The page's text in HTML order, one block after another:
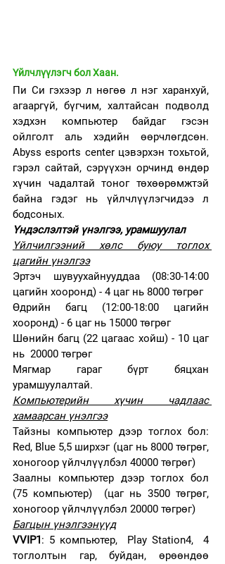
Үйлчлүүлэгч бол Хаан.
Пи Си гэхээр л нөгөө л нэг харанхуй,
агааргүй, бүгчим, халтайсан подволд
хэдхэн компьютер байдаг гэсэн
ойлголт аль хэдийн өөрчлөгдсөн.
Abyss esports center цэвэрхэн тохьтой,
гэрэл сайтай, сэрүүхэн орчинд өндөр
хүчин чадалтай тоног төхөөрөмжтэй
байна гэдэг нь үйлчлүүлэгчидээ л
бодсоных.
Үндэслэлтэй үнэлгээ, урамшуулал
Үйлчилгээний хөлс буюу тоглох
цагийн үнэлгээ
Эртэч шувуухайнууддаа (08:30-14:00
цагийн хооронд) - 4 цаг нь 8000 төгрөг
Өдрийн багц (12:00-18:00 цагийн
хооронд) - 6 цаг нь 15000 төгрөг
Шөнийн багц (22 цагаас хойш) - 10 цаг
нь 20000 төгрөг
Мягмар гараг бүрт бяцхан
урамшуулалтай.
Компьютерийн хүчин чадлаас
хамаарсан үнэлгээ
Тайзны компьютер дээр тоглох бол:
Red, Blue 5,5 ширхэг (цаг нь 8000 төгрөг,
хоногоор үйлчлүүлбэл 40000 төгрөг)
Заалны компьютер дээр тоглох бол
(75 компьютер)  (цаг нь 3500 төгрөг,
хоногоор үйлчлүүлбэл 20000 төгрөг)
Багцын үнэлгээнүүд
VVIP1: 5 компьютер,  Play Station4,  4
тоглолтын гар, буйдан, өрөөндөө